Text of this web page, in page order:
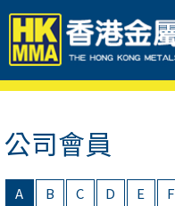
公司會員
A B C D E F